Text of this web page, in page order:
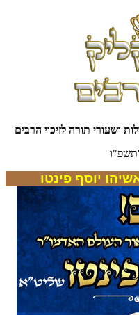
ושעורי תורה לזיכוי הרבים
יוסף פינטו